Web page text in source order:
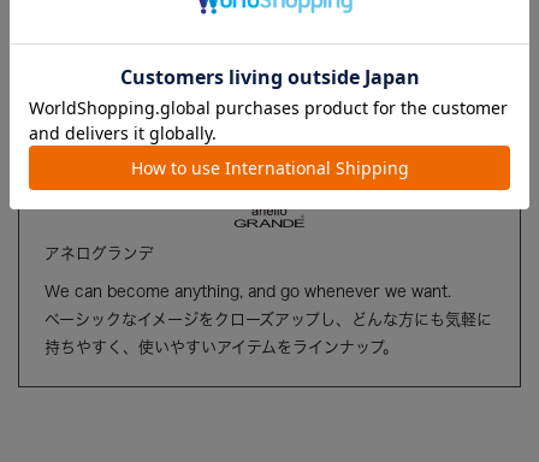
アネログランデ
We can become anything, and go whenever we want.
ベーシックなイメージをクローズアップし、どんな方にも気軽に
持ちやすく、使いやすいアイテムをラインナップ。